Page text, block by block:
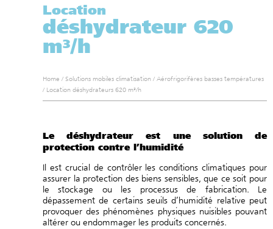
Location
déshydrateur 620
m³/h
Home / Solutions mobiles climatisation / Aérofrigorifères basses températures
/ Location déshydrateurs 620 m³/h
Le déshydrateur est une solution de
protection contre l’humidité
Il est crucial de contrôler les conditions climatiques pour
assurer la protection des biens sensibles, que ce soit pour
le stockage ou les processus de fabrication. Le
dépassement de certains seuils d’humidité relative peut
provoquer des phénomènes physiques nuisibles pouvant
altérer ou endommager les produits concernés.